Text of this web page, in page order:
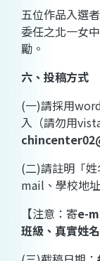
五位作品入選
委任之北一女
勵。
六、投稿方式
(一)請採用
入（請勿用
(二)請註明「
mail 、學校地
【注意：寄e-
班級、真實姓名